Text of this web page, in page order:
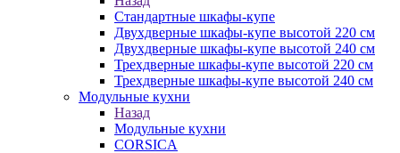
Стандартные шкафы-купе
Двухдверные шкафы-купе высотой 220 см
Двухдверные шкафы-купе высотой 240 см
Трехдверные шкафы-купе высотой 220 см
Трехдверные шкафы-купе высотой 240 см
Модульные кухни
Назад
Модульные кухни
CORSICA